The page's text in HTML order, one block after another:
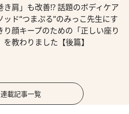
き肩」も改善!? 話題のボディケア
ッド“つまぷる”のみっこ先生にす
り顔キープのための「正しい座り
を教わりました【後篇】
連載記事一覧